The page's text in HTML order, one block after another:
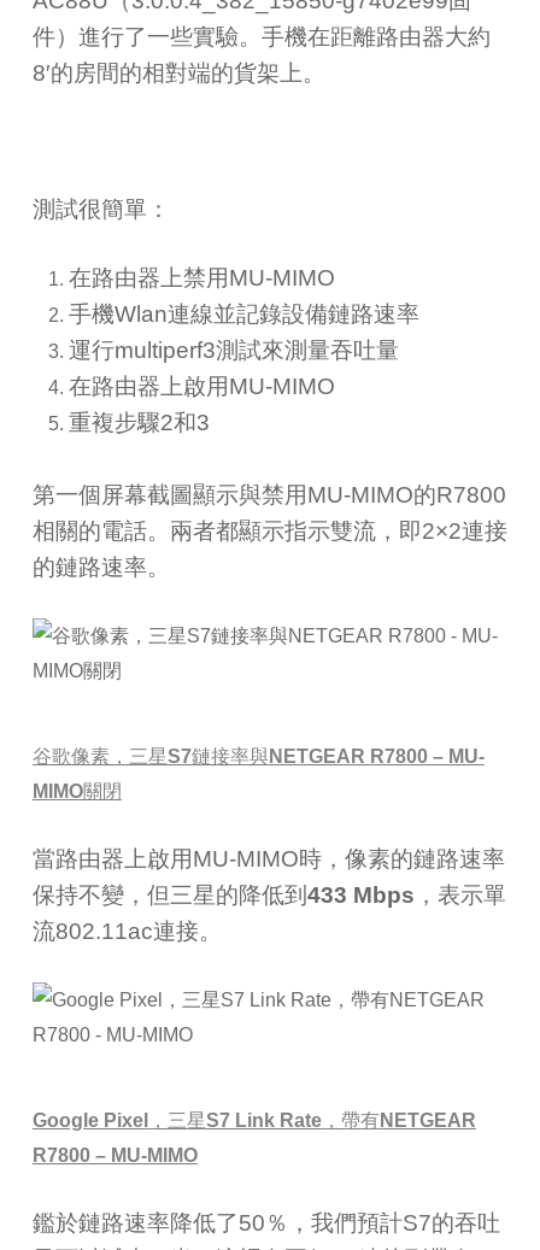
件）進行了一些實驗。手機在距離路由器大約
8′的房間的相對端的貨架上。
測試很簡單：
在路由器上禁用MU-MIMO
手機Wlan連線並記錄設備鏈路速率
運行multiperf3測試來測量吞吐量
在路由器上啟用MU-MIMO
重複步驟2和3
第一個屏幕截圖顯示與禁用MU-MIMO的R7800
相關的電話。兩者都顯示指示雙流，即2×2連接
的鏈路速率。
谷歌像素，三星S7鏈接率與NETGEAR R7800 – MU-
MIMO關閉
當路由器上啟用MU-MIMO時，像素的鏈路速率
保持不變，但三星的降低到 433 Mbps ，表示單
流802.11ac連接。
Google Pixel ，三星S7 Link Rate，帶有NETGEAR
R7800 – MU-MIMO
鑑於鏈路速率降低了50％，我們預計S7的吞吐